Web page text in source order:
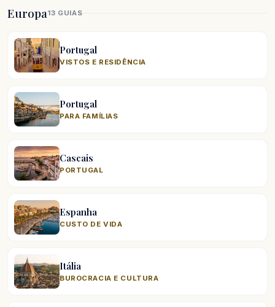
Europa13 GUIAS
Portugal
VISTOS E RESIDÊNCIA
Portugal
PARA FAMÍLIAS
Cascais
PORTUGAL
Espanha
CUSTO DE VIDA
Itália
BUROCRACIA E CULTURA